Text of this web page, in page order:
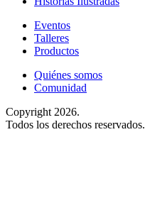
Eventos
Talleres
Productos
Quiénes somos
Comunidad
Copyright 2026.
Todos los derechos reservados.